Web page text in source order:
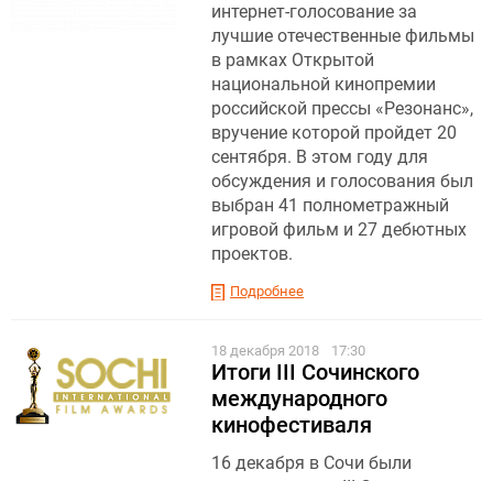
интернет-голосование за
лучшие отечественные фильмы
в рамках Открытой
национальной кинопремии
российской прессы «Резонанс»,
вручение которой пройдет 20
сентября. В этом году для
обсуждения и голосования был
выбран 41 полнометражный
игровой фильм и 27 дебютных
проектов.
Подробнее
18 декабря 2018 17:30
Итоги III Сочинского
международного
кинофестиваля
16 декабря в Сочи были